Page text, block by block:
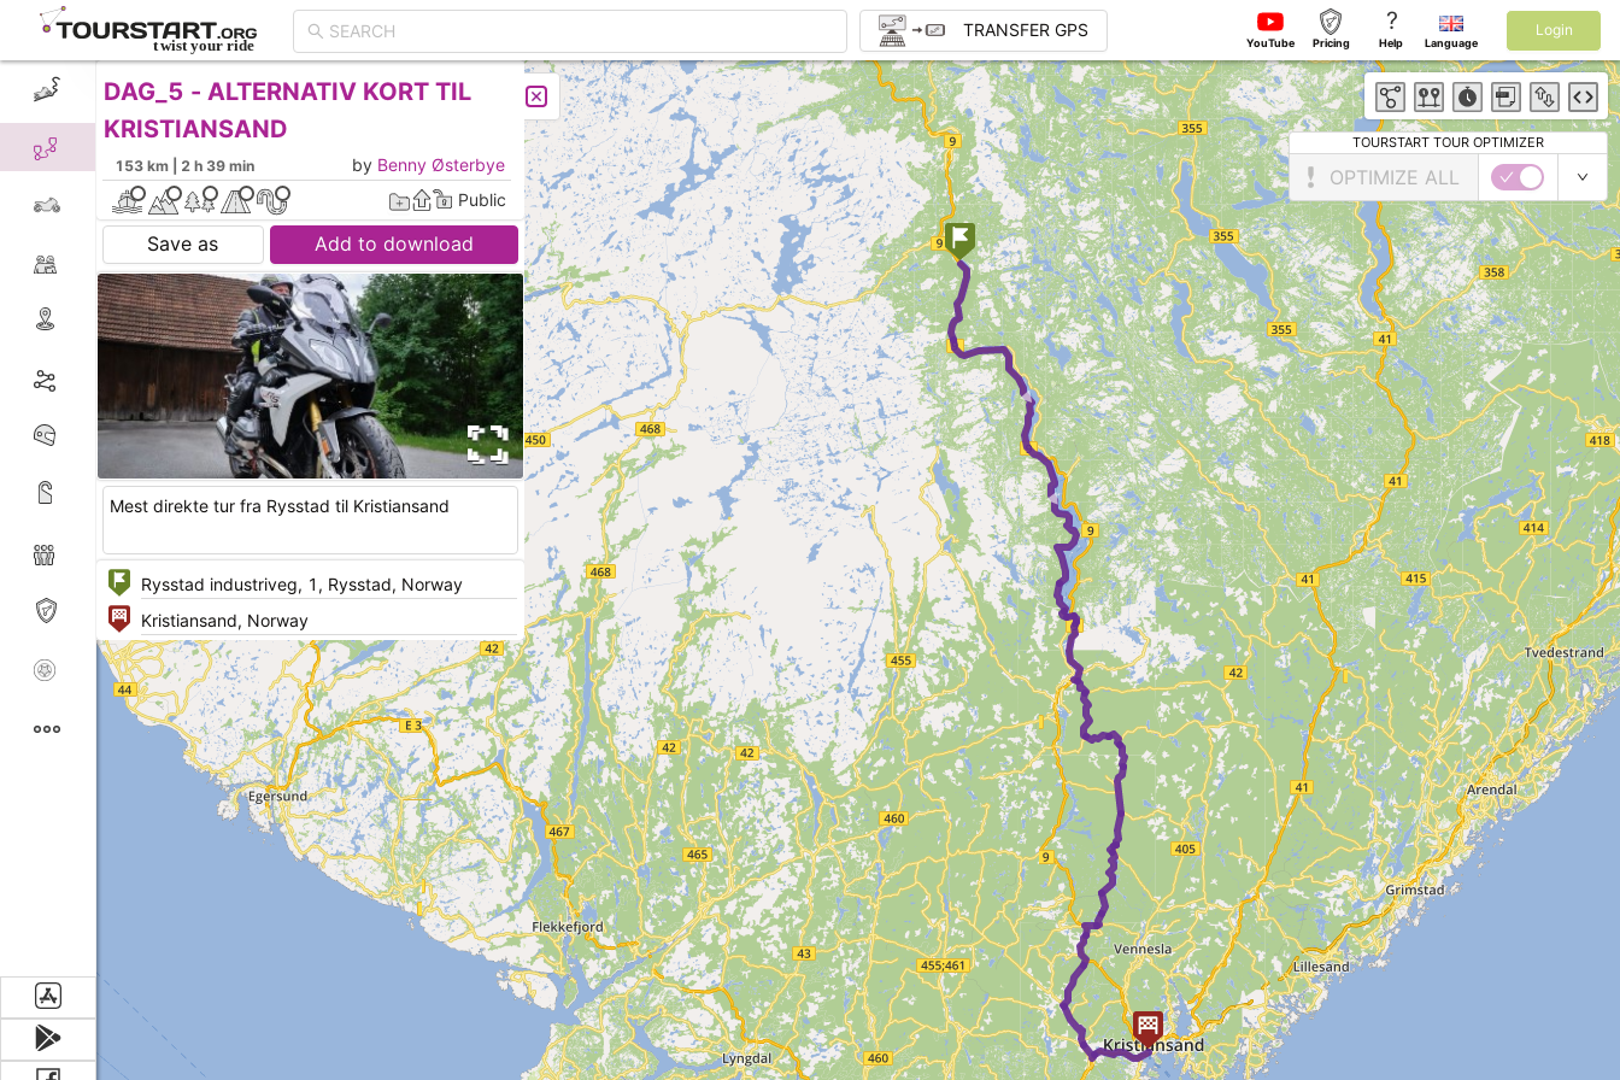
► ►
TRANSFER GPS
YouTube Pricing
?
Help Language
Login
CREATE TOUR LIST
DAG_5 - ALTERNATIV KORT TIL
KRISTIANSAND
153 km | 2 h 39 min by Benny Østerbye
Public
Save as Add to download
Mest direkte tur fra Rysstad til Kristiansand
TOURSTART TOUR OPTIMIZER
OPTIMIZE ALL